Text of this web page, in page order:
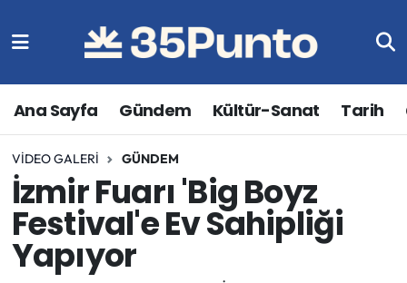
Ana Sayfa Gündem Kültür-Sanat Tarih
VIDEO GALERI GÜNDEM
İzmir Fuarı 'Big Boyz
Festival'e Ev Sahipliği
Yapıyor